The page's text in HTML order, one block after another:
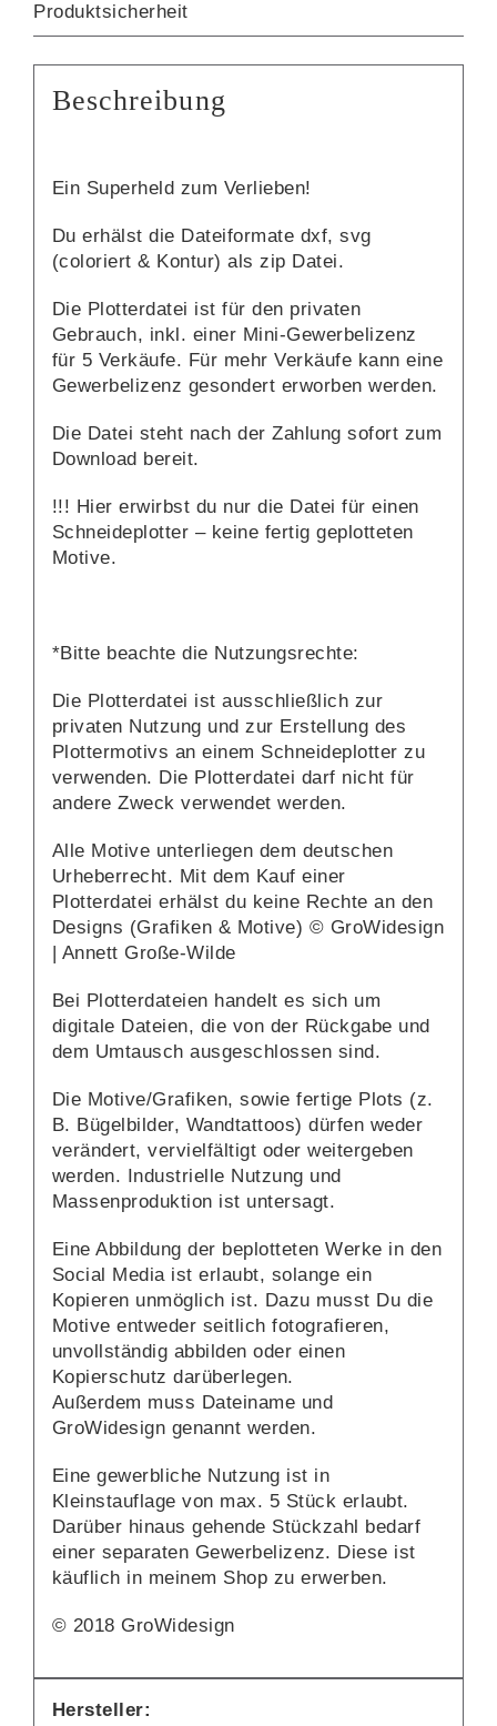
Produktsicherheit
Beschreibung
Ein Superheld zum Verlieben!
Du erhälst die Dateiformate dxf, svg
(coloriert & Kontur) als zip Datei.
Die Plotterdatei ist für den privaten
Gebrauch, inkl. einer Mini-Gewerbelizenz
für 5 Verkäufe. Für mehr Verkäufe kann eine
Gewerbelizenz gesondert erworben werden.
Die Datei steht nach der Zahlung sofort zum
Download bereit.
!!! Hier erwirbst du nur die Datei für einen
Schneideplotter – keine fertig geplotteten
Motive.
*Bitte beachte die Nutzungsrechte:
Die Plotterdatei ist ausschließlich zur
privaten Nutzung und zur Erstellung des
Plottermotivs an einem Schneideplotter zu
verwenden. Die Plotterdatei darf nicht für
andere Zweck verwendet werden.
Alle Motive unterliegen dem deutschen
Urheberrecht. Mit dem Kauf einer
Plotterdatei erhälst du keine Rechte an den
Designs (Grafiken & Motive) © GroWidesign
| Annett Große-Wilde
Bei Plotterdateien handelt es sich um
digitale Dateien, die von der Rückgabe und
dem Umtausch ausgeschlossen sind.
Die Motive/Grafiken, sowie fertige Plots (z.
B. Bügelbilder, Wandtattoos) dürfen weder
verändert, vervielfältigt oder weitergeben
werden. Industrielle Nutzung und
Massenproduktion ist untersagt.
Eine Abbildung der beplotteten Werke in den
Social Media ist erlaubt, solange ein
Kopieren unmöglich ist. Dazu musst Du die
Motive entweder seitlich fotografieren,
unvollständig abbilden oder einen
Kopierschutz darüberlegen.
Außerdem muss Dateiname und
GroWidesign genannt werden.
Eine gewerbliche Nutzung ist in
Kleinstauflage von max. 5 Stück erlaubt.
Darüber hinaus gehende Stückzahl bedarf
einer separaten Gewerbelizenz. Diese ist
käuflich in meinem Shop zu erwerben.
© 2018 GroWidesign
Hersteller: